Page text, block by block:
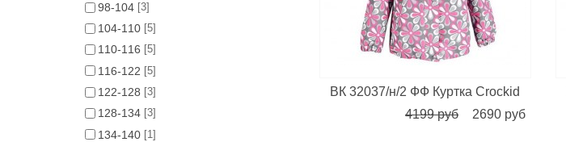
ВК 32037/н/2 ФФ Куртка Crockid
4199 руб
2690 руб
98-104 [3]
104-110 [5]
110-116 [5]
116-122 [5]
122-128 [3]
128-134 [3]
134-140 [1]